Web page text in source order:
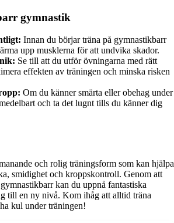
gymnastik
Innan du börjar träna på gymnastikbarr
upp musklerna för att undvika skador.
Se till att du utför övningarna med rätt
effekten av träningen och minska risken
Om du känner smärta eller obehag under
och ta det lugnt tills du känner dig
och rolig träningsform som kan hjälpa
smidighet och kroppskontroll. Genom att
kan du uppnå fantastiska
till en ny nivå. Kom ihåg att alltid träna
kul under träningen!